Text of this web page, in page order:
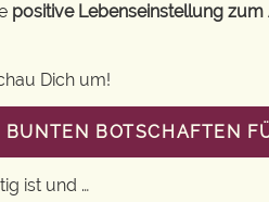
positive Lebenseinstellung
Dich um!
BOTSCHAFTEN
ist und …